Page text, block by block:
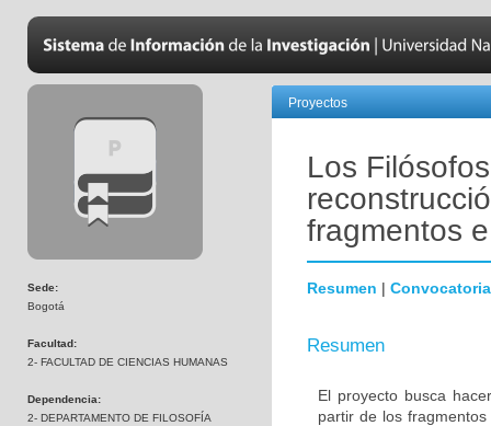
Sede:
Bogotá
Facultad:
2- FACULTAD DE CIENCIAS HUMANAS
Dependencia:
2- DEPARTAMENTO DE FILOSOFÍA
Proyectos
Los
fragmentos
Resumen | Convocatoria
Resumen
El proyecto busca
partir de los